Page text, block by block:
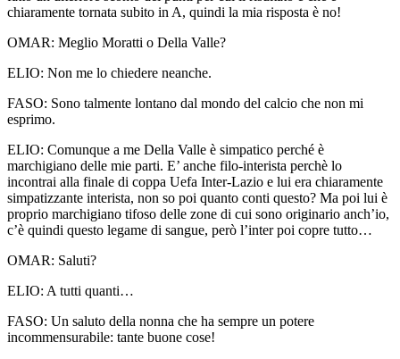
chiaramente tornata subito in A, quindi la mia risposta è no!
OMAR: Meglio Moratti o Della Valle?
ELIO: Non me lo chiedere neanche.
FASO: Sono talmente lontano dal mondo del calcio che non mi
esprimo.
ELIO: Comunque a me Della Valle è simpatico perché è
marchigiano delle mie parti. E’ anche filo-interista perchè lo
incontrai alla finale di coppa Uefa Inter-Lazio e lui era chiaramente
simpatizzante interista, non so poi quanto conti questo? Ma poi lui è
proprio marchigiano tifoso delle zone di cui sono originario anch’io,
c’è quindi questo legame di sangue, però l’inter poi copre tutto…
OMAR: Saluti?
ELIO: A tutti quanti…
FASO: Un saluto della nonna che ha sempre un potere
incommensurabile: tante buone cose!